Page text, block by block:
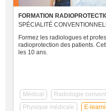
FORMATION
SPÉCIALITÉ
Formez les radiologues et
radioprotection des patients.
les 10 ans.
Médical Radiologie
Physique médicale
E-